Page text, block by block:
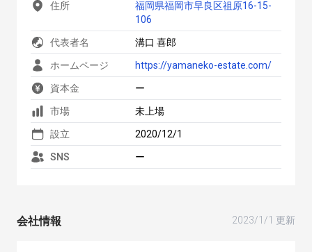
住所
福岡県福岡市早良区祖原16-15-
106
代表者名 溝口 喜郎
ホームページ https://yamaneko-estate.com/
資本金 ー
市場 未上場
設立 2020/12/1
SNS ー
会社情報 2023/1/1 更新